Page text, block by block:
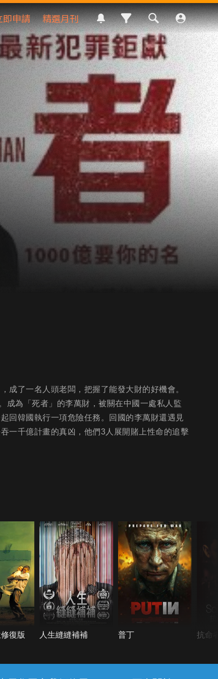
即申請 精選月刊
成了一名人頭老闆，把握了能發大財的好機會。
成為「死者」的李萬財，被關在中國一處私人監
回韓國執行一項危險任務。回國的李萬財還遇見
一千億計畫的真凶，他們3人展開賭上性命的追擊
復版 人生縫縫補補 普丁 抗命